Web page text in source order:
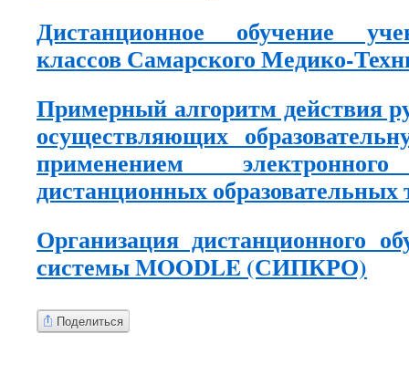
Дистанционное обучение
классов Самарского Медико-
Примерный алгоритм действия
осуществляющих
применением
дистанционных образовательных
Организация дистанционного
системы MOODLE (СИПКРО)
Поделиться